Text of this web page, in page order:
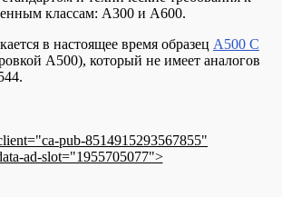
классам: А300 и А600.
в настоящее время образец А500 С
А500), который не имеет аналогов
pub-8514915293567855"
ad-slot="1955705077">